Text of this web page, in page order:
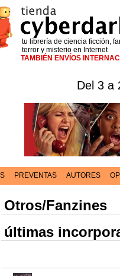
tu librería de ciencia ficción,
terror y misterio en Internet
TAMBIÉN ENVÍOS
Del 3 a
PREVENTAS AUTORES
Otros/Fanzines
últimas